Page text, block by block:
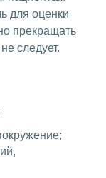
для оценки
прекращать
следует.